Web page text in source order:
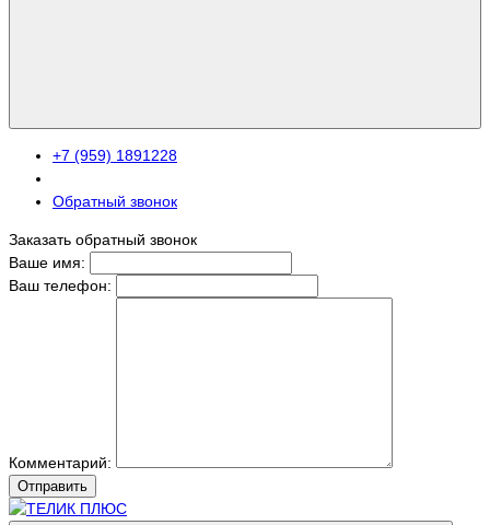
+7 (959) 1891228
Обратный звонок
Заказать обратный звонок
Ваше имя:
Ваш телефон:
Комментарий:
Отправить